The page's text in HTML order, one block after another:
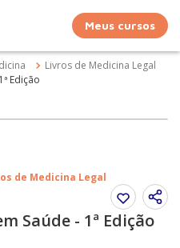
Meus cursos
Livros de Medicina Legal
Edição
de Medicina Legal
Saúde - 1ª Edição